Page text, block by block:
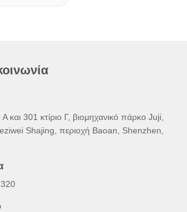
και 301 κτίριο Γ, βιομηχανικό πάρκο Juji,
Shajing, περιοχή Baoan, Shenzhen,